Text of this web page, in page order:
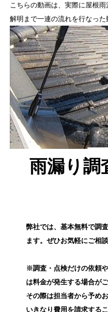
こちらの動画は、実際に屋根
解明まで一連の流れを行なった
雨漏り調
弊社では、基本無料で調
ます。ぜひお気軽にご相
※調査・点検だけの依頼
は料金が発生する場合がご
その際は担当者から予め
いきなり費用を請求する